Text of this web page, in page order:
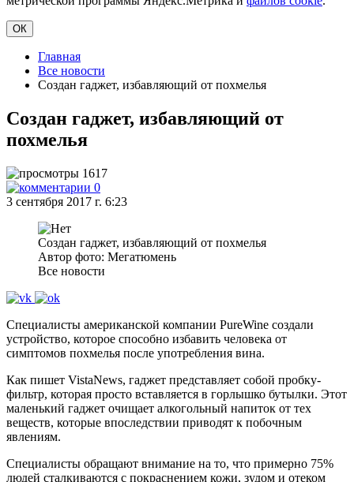
ОК
Главная
Все новости
Создан гаджет, избавляющий от похмелья
Создан гаджет, избавляющий от
похмелья
1617
0
3 сентября 2017 г. 6:23
Создан гаджет, избавляющий от похмелья
Автор фото: Мегатюмень
Все новости
Специалисты американской компании PureWine создали
устройство, которое способно избавить человека от
симптомов похмелья после употребления вина.
Как пишет VistaNews, гаджет представляет собой пробку-
фильтр, которая просто вставляется в горлышко бутылки. Этот
маленький гаджет очищает алкогольный напиток от тех
веществ, которые впоследствии приводят к побочным
явлениям.
Специалисты обращают внимание на то, что примерно 75%
людей сталкиваются с покраснением кожи, зудом и отеком